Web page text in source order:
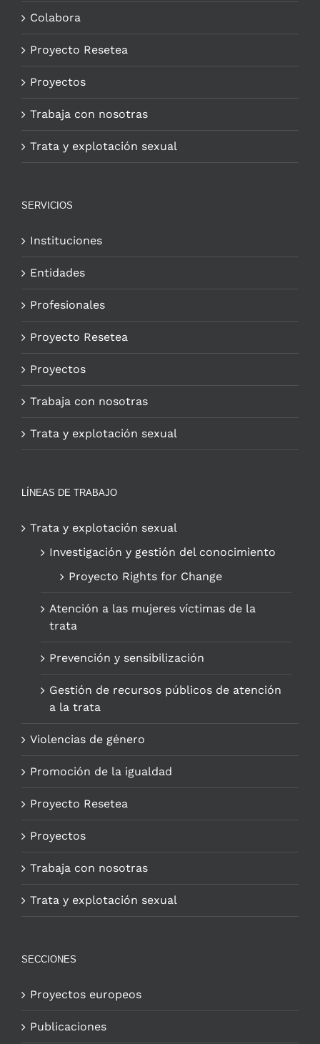
Colabora
Proyecto Resetea
Proyectos
Trabaja con nosotras
Trata y explotación sexual
SERVICIOS
Instituciones
Entidades
Profesionales
Proyecto Resetea
Proyectos
Trabaja con nosotras
Trata y explotación sexual
LÍNEAS DE TRABAJO
Trata y explotación sexual
Investigación y gestión del conocimiento
Proyecto Rights for Change
Atención a las mujeres víctimas de la
trata
Prevención y sensibilización
Gestión de recursos públicos de atención
a la trata
Violencias de género
Promoción de la igualdad
Proyecto Resetea
Proyectos
Trabaja con nosotras
Trata y explotación sexual
SECCIONES
Proyectos europeos
Publicaciones